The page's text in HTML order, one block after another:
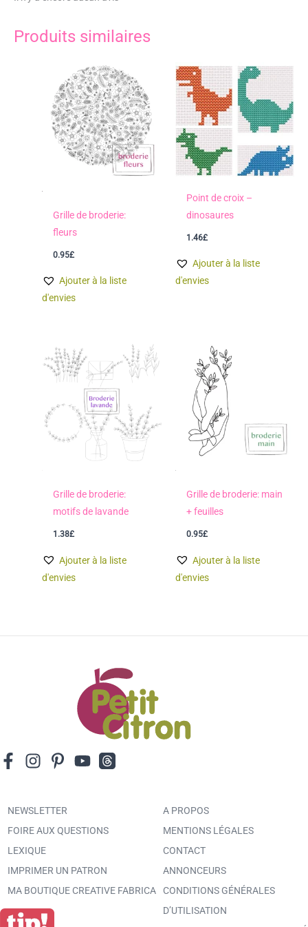
Produits similaires
Grille de broderie:
fleurs
0.95£
Ajouter à la liste
d'envies
Point de croix –
dinosaures
1.46£
Ajouter à la liste
d'envies
Grille de broderie:
motifs de lavande
1.38£
Ajouter à la liste
d'envies
Grille de broderie: main
+ feuilles
0.95£
Ajouter à la liste
d'envies
NEWSLETTER
FOIRE AUX QUESTIONS
LEXIQUE
IMPRIMER UN PATRON
MA BOUTIQUE CREATIVE FABRICA
A PROPOS
MENTIONS LÉGALES
CONTACT
ANNONCEURS
CONDITIONS GÉNÉRALES
D’UTILISATION